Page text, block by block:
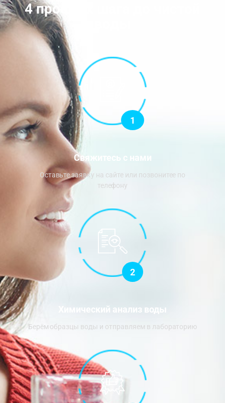
4 простых шага до чистой
1
Свяжитесь с нами
Оставьте заявку на сайте или позвонитее по
телефону
2
Химический анализ воды
Берём образцы воды и отправляем в лабораторию